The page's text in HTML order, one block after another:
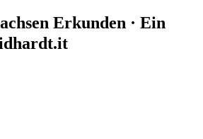
Erkunden · Ein